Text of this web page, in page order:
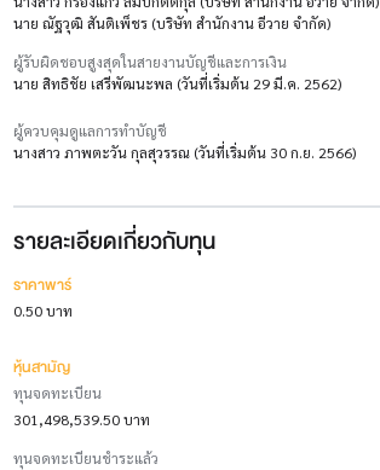
นาย ณัฐวุฒิ สันติเพ็ชร (บริษัท สำนักงาน อีวาย จำกัด)
ผู้รับผิดชอบสูงสุดในสายงานบัญชีและการเงิน
นาย สิทธิชัย เสรีพัฒนะพล (วันที่เริ่มต้น 29 มี.ค. 2562)
ผู้ควบคุมดูแลการทำบัญชี
นางสาว ภาพตะวัน กุลสุวรรณ (วันที่เริ่มต้น 30 ก.ย. 2566)
รายละเอียดเกี่ยวกับทุน
ราคาพาร์
0.50 บาท
หุ้นสามัญ
ทุนจดทะเบียน
301,498,539.50 บาท
ทุนจดทะเบียนชำระแล้ว